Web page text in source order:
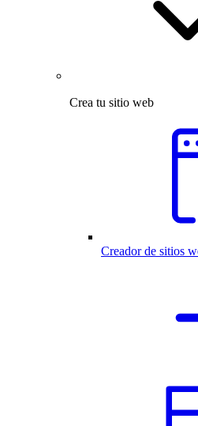
Crea tu sitio web
Creador de sitios